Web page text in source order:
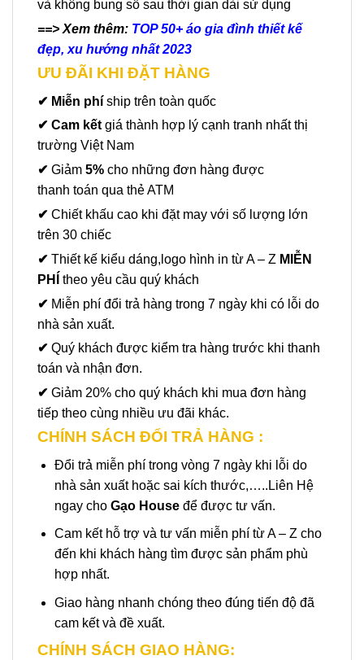
và không bung sổ sau thời gian dài sử dụng
==> Xem thêm: TOP 50+ áo gia đình thiết kế
đẹp, xu hướng nhất 2023
ƯU ĐÃI KHI ĐẶT HÀNG
✔ Miễn phí ship trên toàn quốc
✔ Cam kếtgiá thành hợp lý cạnh tranh nhất thị
trường Việt Nam
✔ Giảm 5% cho những đơn hàng được
thanh toán qua thẻ ATM
✔ Chiết khấu cao khi đặt may với số lượng lớn
trên 30 chiếc
✔ Thiết kế kiểu dáng,logo hình in từ A – Z MIỄN
PHÍ theo yêu cầu quý khách
✔ Miễn phí đổi trả hàng trong 7 ngày khi có lỗi do
nhà sản xuất.
✔ Quý khách được kiểm tra hàng trước khi thanh
toán và nhận đơn.
✔ Giảm 20% cho quý khách khi mua đơn hàng
tiếp theo cùng nhiều ưu đãi khác.
CHÍNH SÁCH ĐỔI TRẢ HÀNG :
Đổi trả miễn phí trong vòng 7 ngày khi lỗi do
nhà sản xuất hoặc sai kích thước,…..Liên Hệ
ngay cho Gạo Houseđể được tư vấn.
Cam kết hỗ trợ và tư vấn miễn phí từ A – Z cho
đến khi khách hàng tìm được sản phẩm phù
hợp nhất.
Giao hàng nhanh chóng theo đúng tiến độ đã
cam kết và đề xuất.
CHÍNH SÁCH GIAO HÀNG: